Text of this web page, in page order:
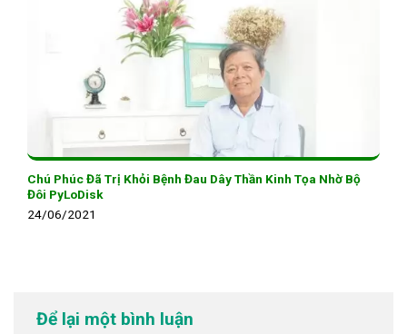
Chú Phúc Đã Trị Khỏi Bệnh Đau Dây Thần Kinh Tọa Nhờ Bộ
Đôi PyLoDisk
24/06/2021
Để lại một bình luận